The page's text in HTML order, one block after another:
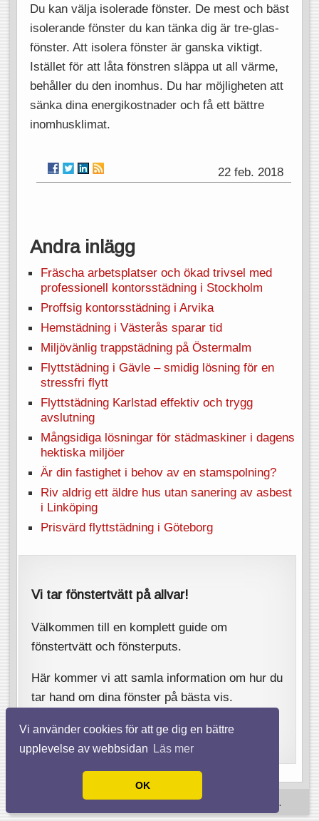
Vi använder cookies för att ge dig en bättre
upplevelse av webbsidan
Läs mer
OK
Du kan välja isolerade fönster. De mest och bäst
isolerande fönster du kan tänka dig är tre-glas-
fönster. Att isolera fönster är ganska viktigt.
Istället för att låta fönstren släppa ut all värme,
behåller du den inomhus. Du har möjligheten att
sänka dina energikostnader och få ett bättre
inomhusklimat.
22 feb. 2018
Andra inlägg
Fräscha arbetsplatser och ökad trivsel med
professionell kontorsstädning i Stockholm
Proffsig kontorsstädning i Arvika
Hemstädning i Västerås sparar tid
Miljövänlig trappstädning på Östermalm
Flyttstädning i Gävle – smidig lösning för en
stressfri flytt
Flyttstädning Karlstad effektiv och trygg
avslutning
Mångsidiga lösningar för städmaskiner i dagens
hektiska miljöer
Är din fastighet i behov av en stamspolning?
Riv aldrig ett äldre hus utan sanering av asbest
i Linköping
Prisvärd flyttstädning i Göteborg
Vi tar fönstertvätt på allvar!
Välkommen till en komplett guide om
fönstertvätt och fönsterputs.
Här kommer vi att samla information om hur du
tar hand om dina fönster på bästa vis.
© 2026 Tvättafönster.se. Alla rättigheter förbehållna.